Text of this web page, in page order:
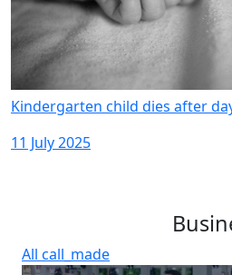
Kindergarten child dies after
11 July 2025
All call_made